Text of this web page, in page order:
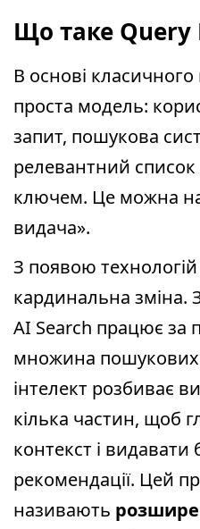
Що таке Query
В основі
проста модель:
запит, пошукова
релевантний
ключем. Це можна
видача».
З появою технологій
кардинальна зміна.
AI Search працює за
множина пошукових
інтелект розбиває
кілька частин, щоб
контекст і видавати
рекомендації. Цей
називають